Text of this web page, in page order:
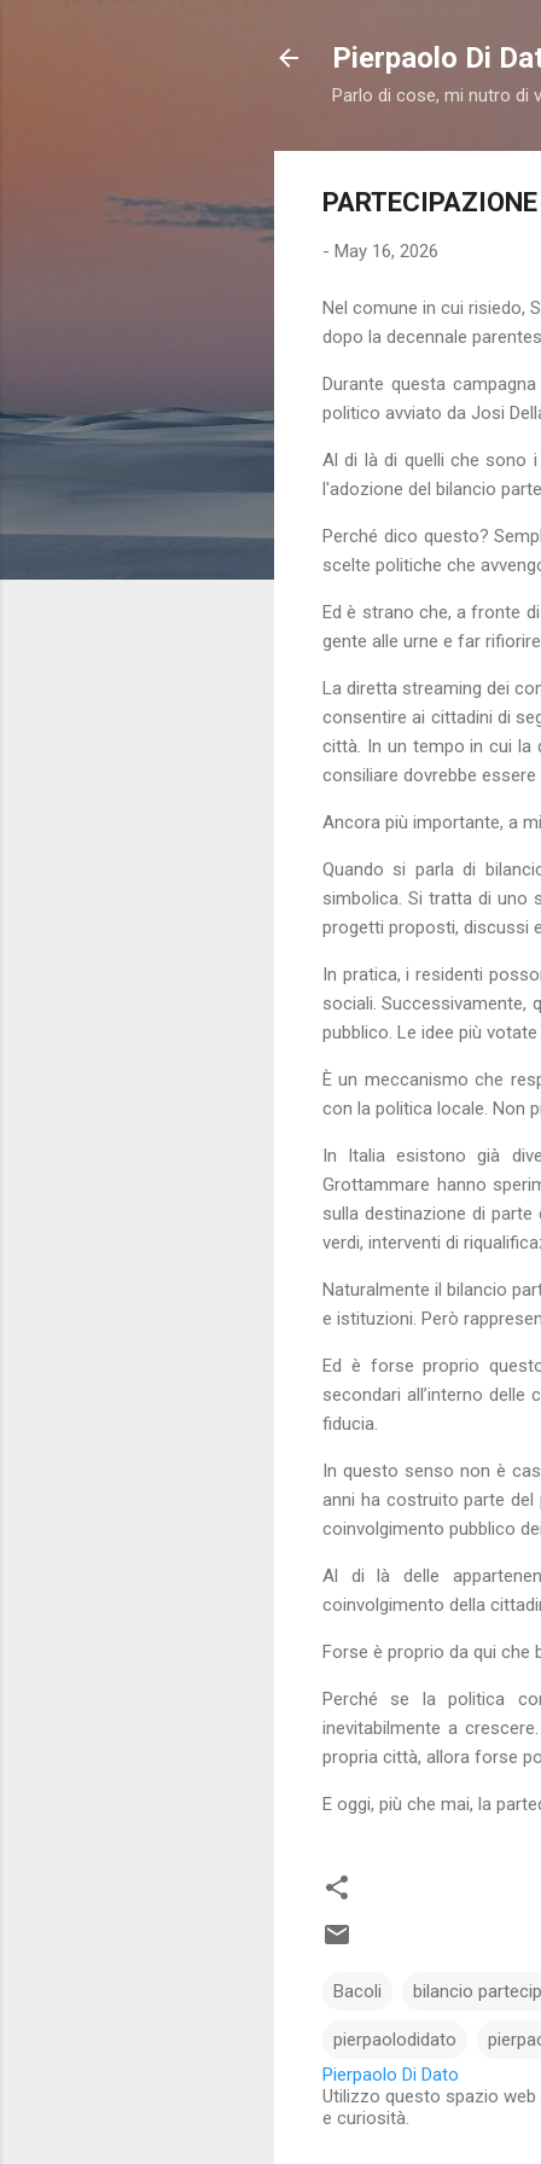
Pierpaolo Di
Parlo di cose, mi nutro di
- May 16, 2026
Nel comune in cui risiedo,
dopo la decennale
Durante questa
politico avviato da Josi
Al di là di quelli che sono
l'adozione del bilancio
Perché dico questo?
scelte politiche che
Ed è strano che, a fronte
gente alle urne e far
La diretta streaming dei
consentire ai cittadini di
città. In un tempo in cui la
consiliare dovrebbe
Ancora più importante, a
Quando si parla di
simbolica. Si tratta di uno
progetti proposti, discussi
In pratica, i residenti
sociali. Successivamente,
pubblico. Le idee più
È un meccanismo che
con la politica locale. Non
In Italia esistono già
Grottammare hanno
sulla destinazione di
verdi, interventi di
Naturalmente il bilancio
e istituzioni. Però
Ed è forse proprio
secondari all’interno
fiducia.
In questo senso non è
anni ha costruito parte
coinvolgimento pubblico
Al di là delle
coinvolgimento della
Forse è proprio da qui che
Perché se la politica
inevitabilmente a
propria città, allora forse
E oggi, più che mai, la
Bacoli bilancio
pierpaolodidato
Pierpaolo Di Dato
Utilizzo questo spazio
e curiosità.